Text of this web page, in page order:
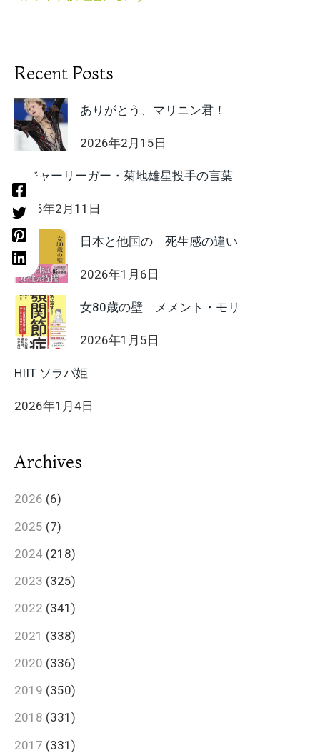
Recent Posts
ありがとう、マリニン君！
2026年2月15日
メジャーリーガー・菊地雄星投手の言葉
2026年2月11日
日本と他国の 死生感の違い
2026年1月6日
女80歳の壁 メメント・モリ
2026年1月5日
HIIT ソラパ姫
2026年1月4日
Archives
2026 (6)
2025 (7)
2024 (218)
2023 (325)
2022 (341)
2021 (338)
2020 (336)
2019 (350)
2018 (331)
2017 (331)